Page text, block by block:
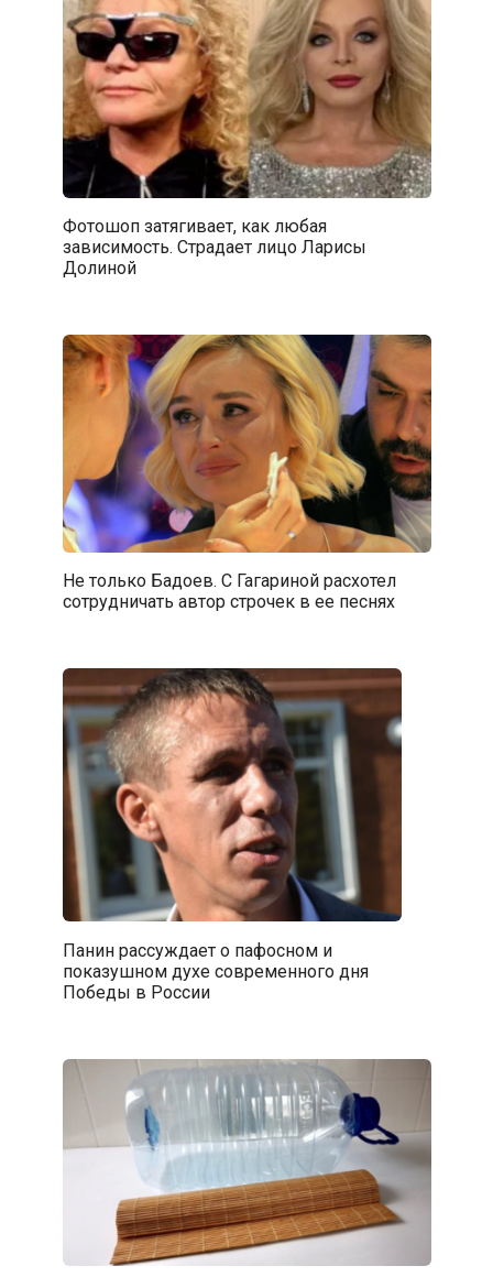
Фотошоп затягивает, как любая
зависимость. Страдает лицо Ларисы
Долиной
Не только Бадоев. С Гагариной расхотел
сотрудничать автор строчек в ее песнях
Панин рассуждает о пафосном и
показушном духе современного дня
Победы в России